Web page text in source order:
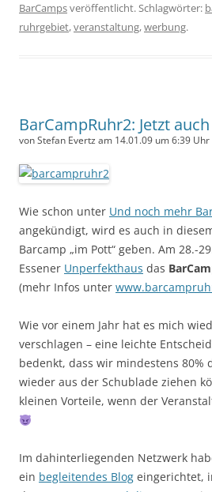
BarCampsveröffentlicht. Schlagwörter:
ruhrgebiet,veranstaltung,werbung.
BarCampRuhr2: Jetzt
von Stefan Evertz am 14.01.09 um 6:39 Uhr
Wie schon unter Und noch mehr
angekündigt, wird es auch in
Barcamp „im Pott“ geben. Am 28.-
Essener Unperfekthaus das
(mehr Infos unter
Wie vor einem Jahr hat es mich
verschlagen – eine leichte
bedenkt, dass wir mindestens 80%
wieder aus der Schublade ziehen
kleinen Vorteile, wenn der
Im dahinterliegenden Netzwerk
ein begleitendes Blog eingerichtet,